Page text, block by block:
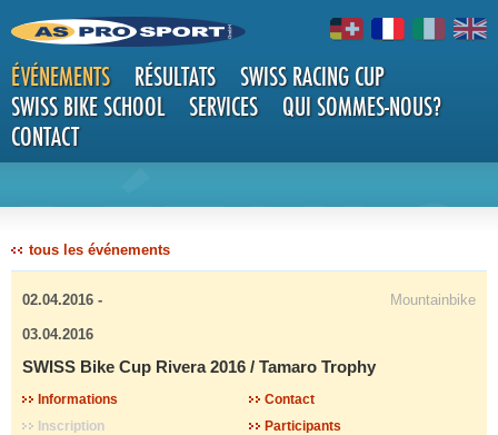
ÉVÉNEMENTS RÉSULTATS
SWISS RACING CUP
SWISS BIKE SCHOOL
SERVICES
QUI SOMMES-NOUS?
CONTACT
DÉTAILS
tous les événements
02.04.2016 -
03.04.2016
Mountainbike
SWISS Bike Cup Rivera 2016 / Tamaro Trophy
Informations
Contact
Inscription
Participants